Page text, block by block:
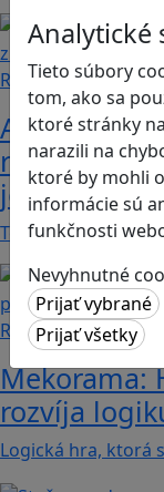
Analytické
Tieto súbory
tom, ako sa
ktoré stránky
narazili na
ktoré by mohli
informácie sú
funkčnosti
Nevyhnutné
Recenzie
Ako
rodinné
je Helena?“.
Teta Helena je v
Recenzie
Mekorama:
rozvíja
Logická hra, ktorá